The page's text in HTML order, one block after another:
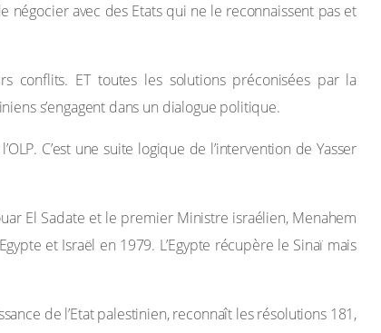
négocier avec des Etats qui ne le reconnaissent pas et
conflits. ET toutes les solutions préconisées par la
s’engagent dans un dialogue politique.
C’est une suite logique de l’intervention de Yasser
El Sadate et le premier Ministre israélien, Menahem
et Israël en 1979. L’Egypte récupère le Sinaï mais
de l’Etat palestinien, reconnaît les résolutions 181,